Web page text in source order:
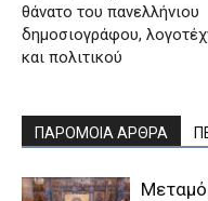
θάνατο του πανελλήνιου
δημοσιογράφου,
και πολιτικού
ΠΑΡΟΜΟΙΑ ΑΡΘΡΑ